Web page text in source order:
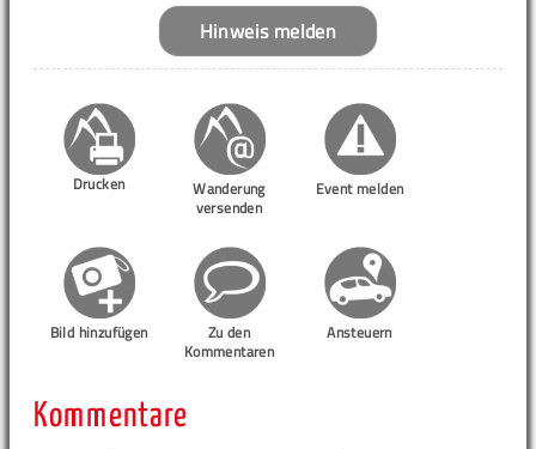
Hinweis melden
Drucken
Wanderung
versenden
Event melden
Bild hinzufügen
Zu den
Kommentaren
Ansteuern
Kommentare